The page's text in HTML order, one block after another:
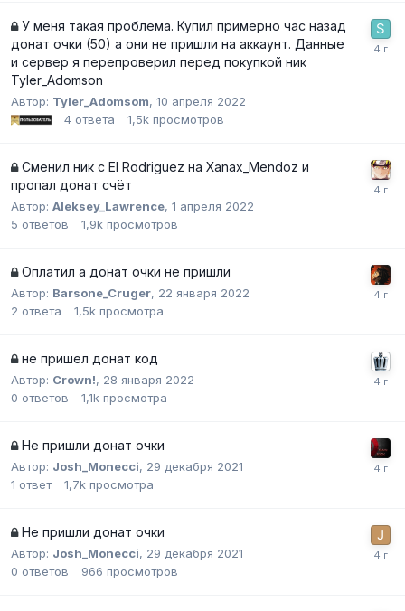
У меня такая проблема. Купил примерно час назад
донат очки (50) а они не пришли на аккаунт. Данные
и сервер я перепроверил перед покупкой ник
Tyler_Adomson
Автор: Tyler_Adomsom, 10 апреля 2022
4 ответа 1,5k просмотров
Cменил ник с El Rodriguez на Xanax_Mendoz и
пропал донат счёт
Автор: Aleksey_Lawrence, 1 апреля 2022
5 ответов 1,9k просмотров
Оплатил а донат очки не пришли
Автор: Barsone_Cruger, 22 января 2022
2 ответа 1,5k просмотра
не пришел донат код
Автор: Crown!, 28 января 2022
0 ответов 1,1k просмотра
Не пришли донат очки
Автор: Josh_Monecci, 29 декабря 2021
1 ответ 1,7k просмотра
Не пришли донат очки
Автор: Josh_Monecci, 29 декабря 2021
0 ответов 966 просмотров